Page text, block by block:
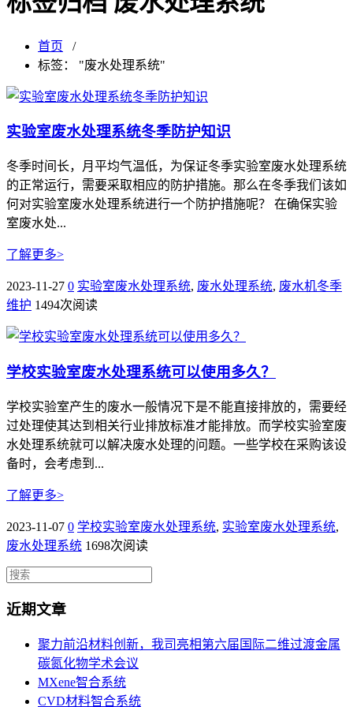
首页 /
标签： "废水处理系统"
实验室废水处理系统冬季防护知识
冬季时间长，月平均气温低，为保证冬季实验室废水处理系统
的正常运行，需要采取相应的防护措施。那么在冬季我们该如
何对实验室废水处理系统进行一个防护措施呢？ 在确保实验
室废水处...
了解更多>
2023-11-27 0 实验室废水处理系统, 废水处理系统, 废水机冬季
维护 1494次阅读
学校实验室废水处理系统可以使用多久？
学校实验室产生的废水一般情况下是不能直接排放的，需要经
过处理使其达到相关行业排放标准才能排放。而学校实验室废
水处理系统就可以解决废水处理的问题。一些学校在采购该设
备时，会考虑到...
了解更多>
2023-11-07 0 学校实验室废水处理系统, 实验室废水处理系统,
废水处理系统 1698次阅读
近期文章
聚力前沿材料创新，我司亮相第六届国际二维过渡金属
碳氮化物学术会议
MXene智合系统
CVD材料智合系统